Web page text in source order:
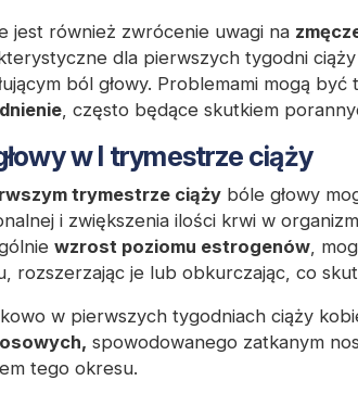
jest również zwrócenie uwagi na
dla pierwszych tygodni
ból głowy. Problemami mogą być
, często będące skutkiem
w I trymestrze ciąży
trymestrze ciąży bóle głowy
i zwiększenia ilości krwi w
wzrost poziomu estrogenów ,
rozszerzając je lub obkurczając, co
w pierwszych tygodniach ciąży
spowodowanego zatkanym
tego okresu.